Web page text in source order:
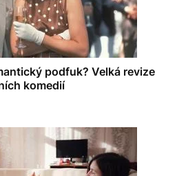
podfuk? Velká revize
komedií